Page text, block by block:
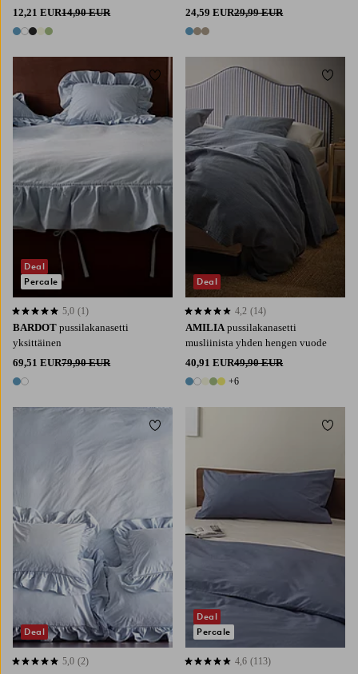
12,21 EUR14,90 EUR
5 värejä
24,59 EUR29,99 EUR
3 värejä
BARDOT pussilakanasetti
yksittäinen
69,51 EUR79,90 EUR
2 värejä
5,0 perustuen 1 arvosanaan
5,0 (1)
Deal
Percale
Lisää suosikkeihin
AMILIA pussilakanasetti
musliinista yhden hengen vuode
40,91 EUR49,90 EUR
11 värejä
+6
4,2 perustuen 14 arvosanaan
4,2 (14)
Deal
Lisää
5,0 perustuen 2 arvosanaan
5,0 (2)
Deal
Lisää suosikkeihin
4,6 perustuen 113 arvosanaan
4,6 (113)
Deal
Percale
Lisää